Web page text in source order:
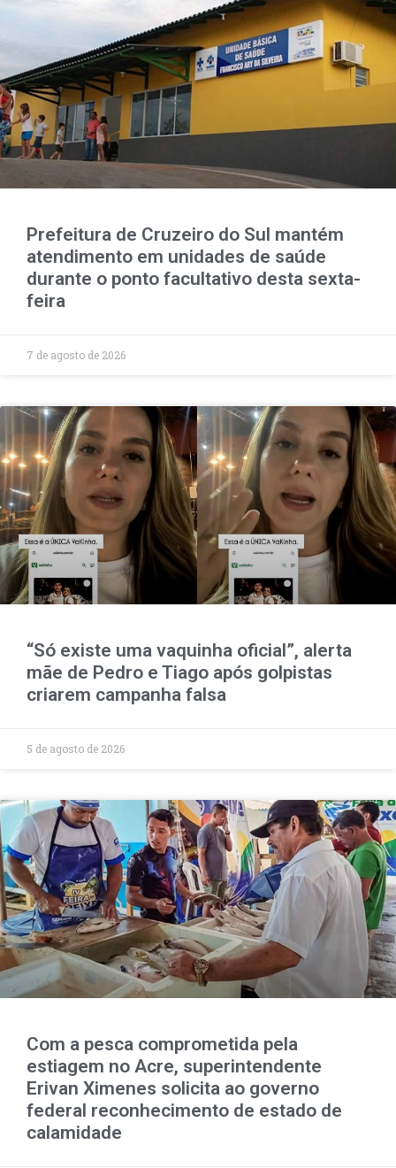
Prefeitura de Cruzeiro do Sul mantém
atendimento em unidades de saúde
durante o ponto facultativo desta sexta-
feira
7 de agosto de 2026
“Só existe uma vaquinha oficial”, alerta
mãe de Pedro e Tiago após golpistas
criarem campanha falsa
5 de agosto de 2026
Com a pesca comprometida pela
estiagem no Acre, superintendente
Erivan Ximenes solicita ao governo
federal reconhecimento de estado de
calamidade